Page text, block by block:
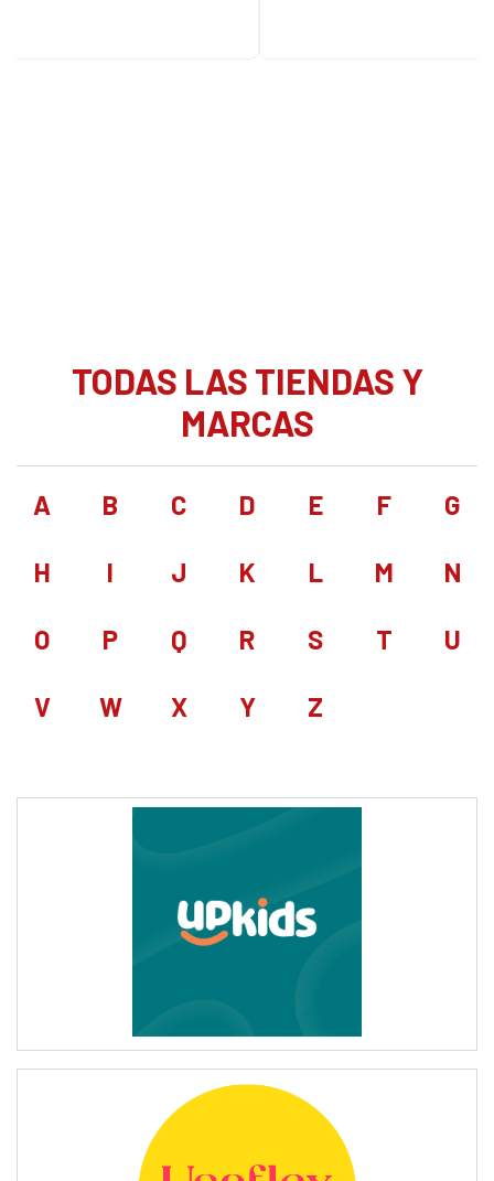
TODAS LAS TIENDAS Y
MARCAS
A B C D E F G
H I J K L M N
O P Q R S T U
V W X Y Z